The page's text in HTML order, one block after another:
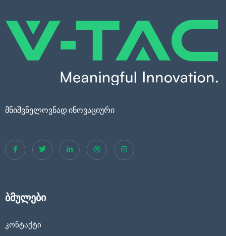
მნიშვნელოვნად ინოვაციური
ბმულები
კონტაქტი